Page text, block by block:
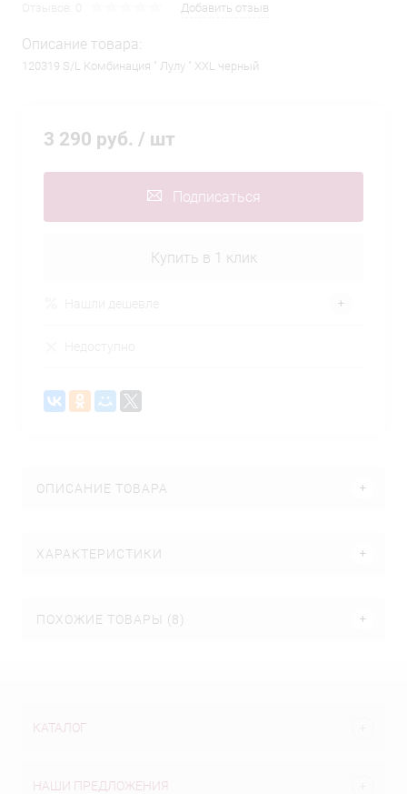
Добавить отзыв
Описание товара:
120319 S/L Комбинация " Лулу " XXL черный
3 290 руб. / шт
Подписаться
Купить в 1 клик
ОПИСАНИЕ ТОВАРА
ХАРАКТЕРИСТИКИ
ПОХОЖИЕ ТОВАРЫ (8)
КАТАЛОГ
НАШИ ПРЕДЛОЖЕНИЯ